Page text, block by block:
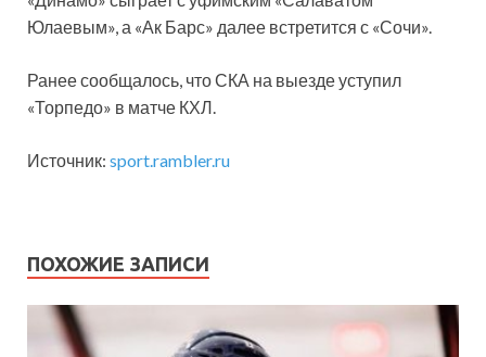
Юлаевым», а «Ак Барс» далее встретится с «Сочи».
Ранее сообщалось, что СКА на выезде уступил
«Торпедо» в матче КХЛ.
Источник: sport.rambler.ru
ПОХОЖИЕ ЗАПИСИ